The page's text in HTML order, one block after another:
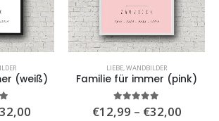
(weiß)
5 Preisspanne:
LIEBE,WANDBILDER
Familie für immer (pink)
5.00 von 5
€12,99 – €32,00